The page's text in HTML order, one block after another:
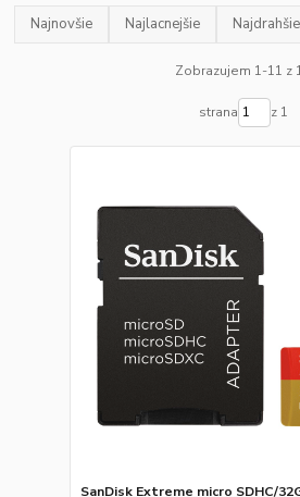
Najnovšie Najlacnejšie Najdrahšie
Zobrazujem 1-11 z
strana z 1
SanDisk Extreme micro SDHC/